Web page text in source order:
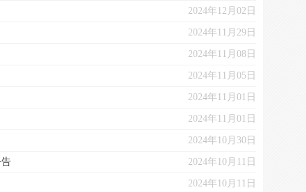
2024年12月02日
2024年11月29日
2024年11月08日
2024年11月05日
2024年11月01日
2024年11月01日
2024年10月30日
2024年10月11日
2024年10月11日